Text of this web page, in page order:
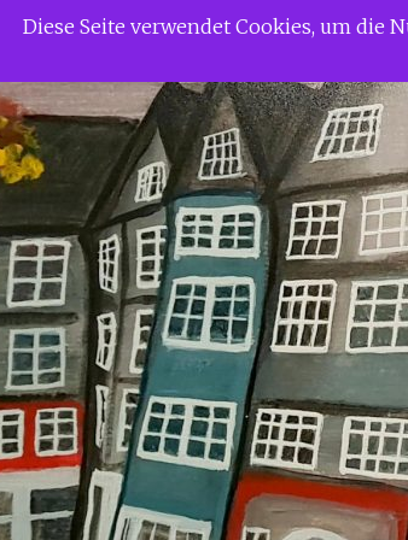
ZumSiggi Gerdaus Welt
Diese Seite verwendet Cookies, um die